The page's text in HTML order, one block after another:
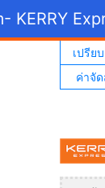
- KERRY
เปรีย
ค่าจัด